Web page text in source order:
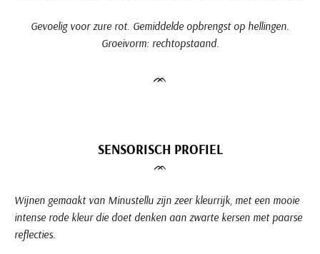
Gevoelig voor zure rot. Gemiddelde opbrengst op hellingen.
Groeivorm: rechtopstaand.
ᨏ
SENSORISCH PROFIEL
ᨏ
Wijnen gemaakt van Minustellu zijn zeer kleurrijk, met een mooie
intense rode kleur die doet denken aan zwarte kersen met paarse
reflecties.